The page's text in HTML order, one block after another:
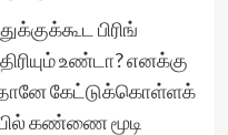
பிரிங்
உண்டா? எனக்கு
கேட்டுக்கொள்ளக்
கண்ணை மூடி